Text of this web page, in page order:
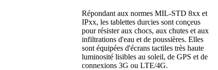
Répondant aux normes MIL-STD 8xx et
IPxx, les tablettes durcies sont conçeus
pour résister aux chocs, aux chutes et aux
infiltrations d'eau et de poussières. Elles
sont équipées d'écrans tactiles très haute
luminosité lisibles au soleil, de GPS et de
connexions 3G ou LTE/4G.